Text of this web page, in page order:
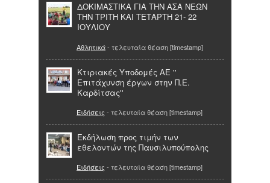
ΔΟΚΙΜΑΣΤΙΚΑ ΓΙΑ ΤΗΝ ΑΣΑ ΝΕΩΝ
ΤΗΝ ΤΡΙΤΗ ΚΑΙ ΤΕΤΑΡΤΗ 21- 22
ΙΟΥΛΙΟΥ
Αθλητικά- τελευταία θέαση [timestamp]
Κτιριακές Υποδομές ΑΕ ''
Επιτάχυνση έργων στην Π.Ε.
Καρδίτσας''
Ειδήσεις - τελευταία θέαση [timestamp]
Εκδήλωση προς τιμήν των
εθελοντών της Παυσιλυπούπολης
Ειδήσεις - τελευταία θέαση [timestamp]